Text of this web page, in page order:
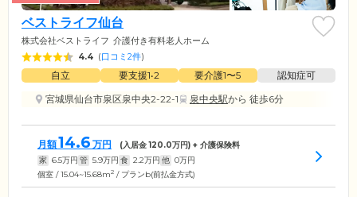
ベストライフ仙台
株式会社ベストライフ 介護付き有料老人ホーム
4.4 (口コミ2件)
自立 要支援1•2 要介護1〜5
認知症可
宮城県仙台市泉区泉中央2-22-1
泉中央駅から 徒歩6分
月額14.6 万円 (入居金120.0万円) + 介護保険料
家 6.5万円 管 5.9万円 食 2.2万円 他 0万円
個室 / 15.04~15.68m2 / プランb(前払金方式)